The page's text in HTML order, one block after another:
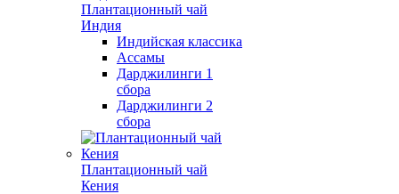
Плантационный чай
Индия
Индийская классика
Ассамы
Дарджилинги 1
сбора
Дарджилинги 2
сбора
Плантационный чай
Кения